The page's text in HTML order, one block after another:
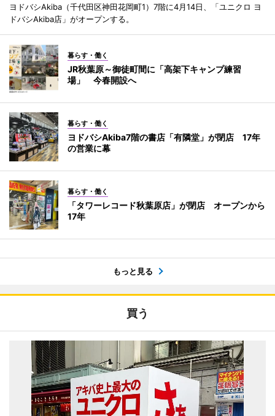
ヨドバシAkiba（千代田区神田花岡町1）7階に4月14日、「ユニクロ ヨ
ドバシAkiba店」がオープンする。
暮らす・働く
JR秋葉原～御徒町間に「高架下キャンプ練習
場」 今春開設へ
暮らす・働く
ヨドバシAkiba7階の書店「有隣堂」が閉店 17年
の営業に幕
暮らす・働く
「タワーレコード秋葉原店」が閉店 オープンから
17年
もっと見る
買う